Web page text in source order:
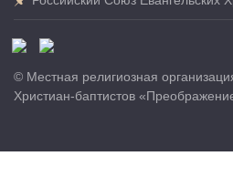
© Местная религиозная
Христиан-баптистов